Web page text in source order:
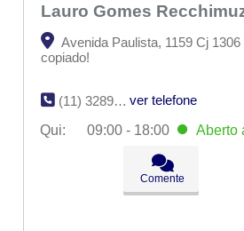
Lauro Gomes
Avenida Paulista, 1159 Cj
copiado!
(11) 3289-6483
ver telefone
Qui:
09:00 - 18:00 Aberto
09:00 - 18:00
09:00 - 18:00
09:00 - 18:00
Comente